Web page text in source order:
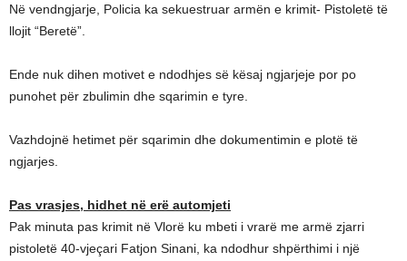
Në vendngjarje, Policia ka sekuestruar armën e krimit- Pistoletë të
llojit “Beretë”.
Ende nuk dihen motivet e ndodhjes së kësaj ngjarjeje por po
punohet për zbulimin dhe sqarimin e tyre.
Vazhdojnë hetimet për sqarimin dhe dokumentimin e plotë të
ngjarjes.
Pas vrasjes, hidhet në erë automjeti
Pak minuta pas krimit në Vlorë ku mbeti i vrarë me armë zjarri
pistoletë 40-vjeçari Fatjon Sinani, ka ndodhur shpërthimi i një